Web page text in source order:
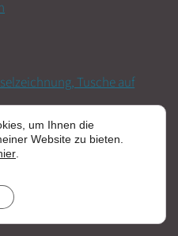
Tusche auf
bei, Pinselzeichnung,
um Ihnen die
Website zu bieten.